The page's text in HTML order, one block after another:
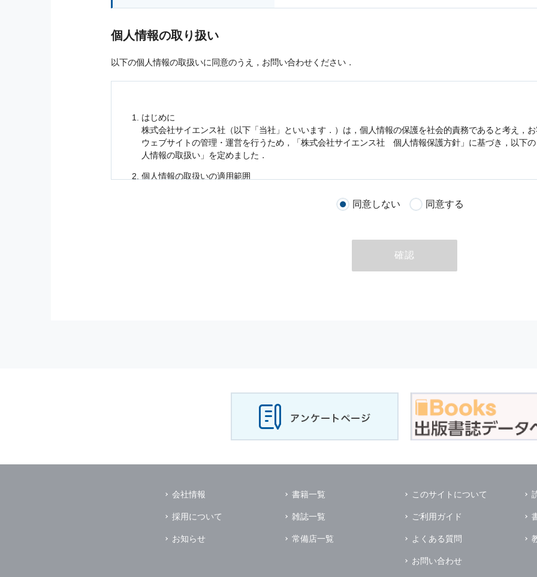
個人情報の取り扱い
以下の個人情報の取扱いに同意のうえ，お問い合わせください．
はじめに
株式会社サイエンス社（以下「当社」といいます．）は，個人情報の保護を社会的責務であると考え，
ウェブサイトの管理・運営を行うため，「株式会社サイエンス社 個人情報保護方針」に基づき，以下
人情報の取扱い」を定めました．
個人情報の取扱いの適用範囲
個人情報 個人情報
の他に，以下の各号に定める目的のために利用することがあります．
本サービスの提供または以下に定める目的以外に，当社はお客様の個人情報利用することはありません．
の正確性及び安全性を確保する為，個人情報へのアクセス管理，持ち出し手段の制限，
破壊，改ざんなどに対しては，合理的な安全対策を講じるとともに，万一，漏洩等個人情報に関する事
を含む適切な対策を速やかに講じます．
の預託について
その場合は，業務委託先の適切な管理及び監督を行います．
個人情報の第三者への開示
当社は，個人情報 を本人の許可無く他の事業者や個人などの第三者に提供および公開することはありま
ただし，以下に該当する場合はその限りではありません．
（1） 情報提供について本人の同意がある場合
を開示する場合．ただし，この場合に開示
同意しない 同意する
確認
会社情報
採用について
お知らせ
書籍一覧
雑誌一覧
常備店一覧
このサイトについて
ご利用ガイド
よくある質問
お問い合わせ